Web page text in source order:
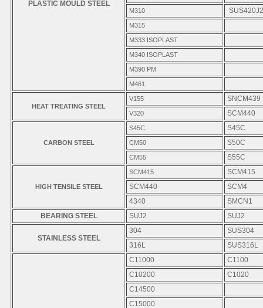
PLASTIC MOULD STEEL
M310 SUS420J2
M315
M333 ISOPLAST
M340 ISOPLAST
M390 PM
M461
HEAT TREATING STEEL
V155 SNCM439
V320 SCM440
CARBON STEEL
S45C S45C
CM50 S50C
CM55 S55C
HIGH TENSILE STEEL
SCM415
SCM415
SCM440
SCM4
4340
SMCN1
BEARING STEEL
SUJ2 SUJ2
STAINLESS STEEL
304
SUS304
316L
SUS316L
C11000
C1100
C10200
C1020
C14500
C15000